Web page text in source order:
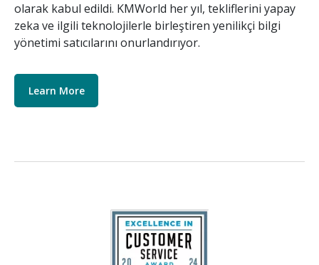
olarak kabul edildi. KMWorld her yıl, tekliflerini yapay
zeka ve ilgili teknolojilerle birleştiren yenilikçi bilgi
yönetimi satıcılarını onurlandırıyor.
Learn More